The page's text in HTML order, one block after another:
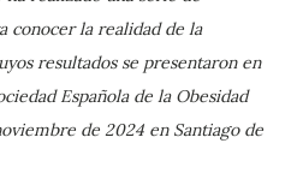
conocer la realidad de la
resultados se presentaron en
Española de la Obesidad
de 2024 en Santiago de